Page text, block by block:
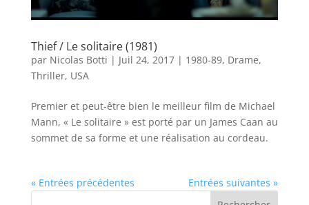
Thief / Le solitaire (1981)
par Nicolas Botti | Juil 24, 2017| 1980-89, Drame,
Thriller, USA
Premier et peut-être bien le meilleur film de Michael
Mann, « Le solitaire » est porté par un James Caan au
sommet de sa forme et une réalisation au cordeau.
« Entrées précédentes Entrées suivantes »